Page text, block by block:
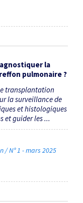
la
pulmonaire ?
transplantation
la surveillance de
et histologiques
et guider les ...
/ N° 1 - mars 2025